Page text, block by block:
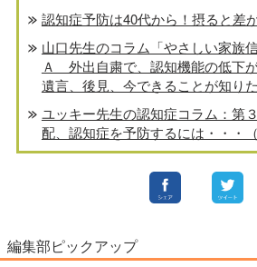
認知症予防は40代から！摂ると差
山口先生のコラム「やさしい家族
Ａ 外出自粛で、認知機能の低下が
遺言、後見、今できることが知り
ユッキー先生の認知症コラム：
配、認知症を予防するには・・・（
編集部ピックアップ